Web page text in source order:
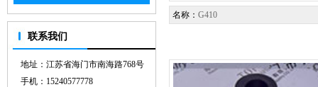
联系我们
地址：江苏省海门市南海路768号
手机：15240577778
名称： G410